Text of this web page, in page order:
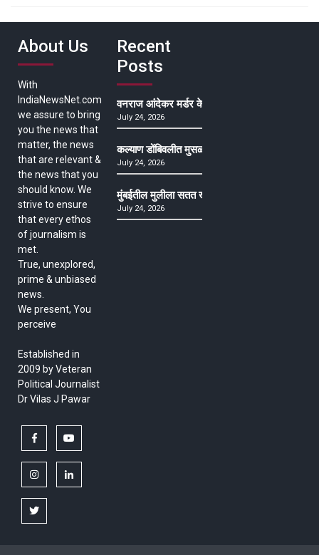
About Us
With
IndiaNewsNet.com
we assure to bring
you the news that
matter, the news
that are relevant &
the news that you
should know. We
strive to ensure
that every ethos
of journalism is
met.
True, unexplored,
prime & unbiased
news.
We present, You
perceive
Established in
2009 by Veteran
Political Journalist
Dr Vilas J Pawar
facebook
instagramlinkedin
twitter
Recent
Posts
वनराज आंदेकर मर्डर केसमधील साक्षीदाराची हत्या,
July 24, 2026
कल्याण डोंबिवलीत मुसळधार ते अतिमुसळधार पाऊस,
July 24, 2026
मुंबईतील मुलीला सतत खोकला अन् ताप, ७ वर्षे उपचार
July 24, 2026